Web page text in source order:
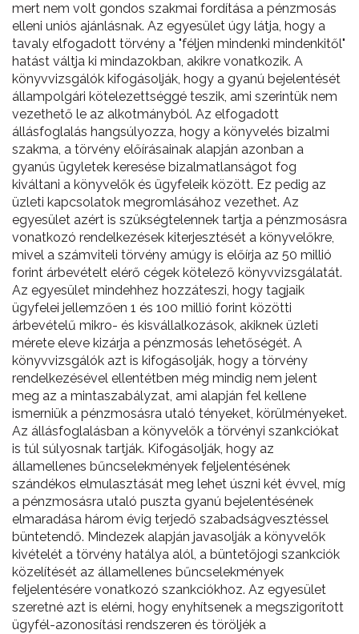
mert nem volt gondos szakmai fordítása a pénzmosás
elleni uniós ajánlásnak. Az egyesület úgy látja, hogy a
tavaly elfogadott törvény a "féljen mindenki mindenkitől"
hatást váltja ki mindazokban, akikre vonatkozik. A
könyvvizsgálók kifogásolják, hogy a gyanú bejelentését
állampolgári kötelezettséggé teszik, ami szerintük nem
vezethető le az alkotmányból. Az elfogadott
állásfoglalás hangsúlyozza, hogy a könyvelés bizalmi
szakma, a törvény előírásainak alapján azonban a
gyanús ügyletek keresése bizalmatlanságot fog
kiváltani a könyvelők és ügyfeleik között. Ez pedig az
üzleti kapcsolatok megromlásához vezethet. Az
egyesület azért is szükségtelennek tartja a pénzmosásra
vonatkozó rendelkezések kiterjesztését a könyvelőkre,
mivel a számviteli törvény amúgy is előírja az 50 millió
forint árbevételt elérő cégek kötelező könyvvizsgálatát.
Az egyesület mindehhez hozzáteszi, hogy tagjaik
ügyfelei jellemzően 1 és 100 millió forint közötti
árbevételű mikro- és kisvállalkozások, akiknek üzleti
mérete eleve kizárja a pénzmosás lehetőségét. A
könyvvizsgálók azt is kifogásolják, hogy a törvény
rendelkezésével ellentétben még mindig nem jelent
meg az a mintaszabályzat, ami alapján fel kellene
ismerniük a pénzmosásra utaló tényeket, körülményeket.
Az állásfoglalásban a könyvelők a törvényi szankciókat
is túl súlyosnak tartják. Kifogásolják, hogy az
államellenes bűncselekmények feljelentésének
szándékos elmulasztását meg lehet úszni két évvel, míg
a pénzmosásra utaló puszta gyanú bejelentésének
elmaradása három évig terjedő szabadságvesztéssel
büntetendő. Mindezek alapján javasolják a könyvelők
kivételét a törvény hatálya alól, a büntetőjogi szankciók
közelítését az államellenes bűncselekmények
feljelentésére vonatkozó szankciókhoz. Az egyesület
szeretné azt is elérni, hogy enyhítsenek a megszigorított
ügyfél-azonosítási rendszeren és töröljék a